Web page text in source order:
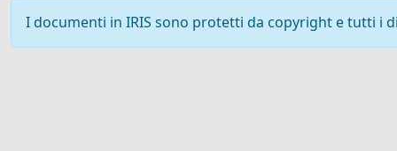
I documenti in IRIS sono protetti da copyright e tutti i